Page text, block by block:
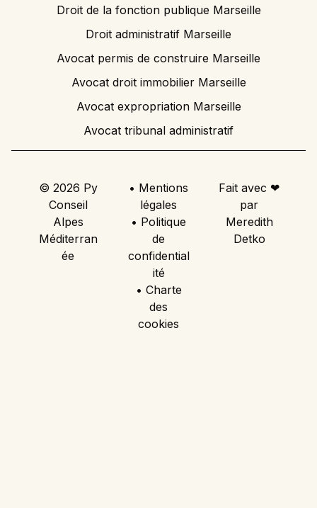
Droit de la fonction publique Marseille
Droit administratif Marseille
Avocat permis de construire Marseille
Avocat droit immobilier Marseille
Avocat expropriation Marseille
Avocat tribunal administratif
© 2026 Py
Conseil
Alpes
Méditerran
ée
• Mentions
légales
• Politique
de
confidential
ité
• Charte
des
cookies
Fait avec ❤
par
Meredith
Detko